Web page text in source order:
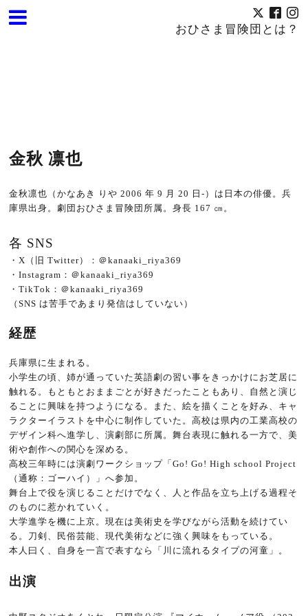
おひさま冒険団とは？
金秋 凛也
金秋凛也（かなあき りや 2006 年 9 月 20 日‐）は日本の俳優。兵
庫県出身。劇団おひさま冒険 団所属。身長 167 ㎝。
各 SNS
・X（旧 Twitter）：＠kanaaki _riya369
・Instagram：＠kanaaki_riya369
・TikTok：＠kanaaki_riya369
（SNS は苦手であまり発信はしていない）
経歴
兵庫県に生まれる。
小学生の頃、姉が通っていた英語劇の習い事をきっかけにお芝居に
触れる。もともとおままごとが好きだったこともあり、自然と演じ
ることに興味を持つようになる。また、絵を描くことを好み、キャ
ラクタ ーイラストを中心に制作していた。高校は県内の工業高校の
デザイン科へ進学し、演劇部に所属。舞台表現に触れる一方で、美
術や創作への関心を深める。
高校三年時には演劇ワークショップ「Go! Go! High school Project
（通称：ゴーハイ）」へ参加。
舞台上で役を演じることだけでなく、人と作品を立ち上げる過程そ
のものに惹かれていく。
大学進学を機に上京。現在は美術史を学びながら活動を続けてい
る。刀剣、民俗芸能、現代美術などに強く興味をもっている。
本人曰く、自身を一言で表すなら「川に流れるタイプの河童」。
出演